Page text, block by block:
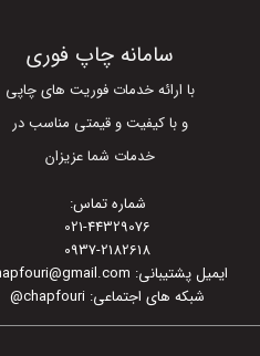
سامانه چاپ فوری
با ارائه خدمات فوریت های چاپی
و با کیفیت و قیمتی مناسب در
خدمات شما عزیزان
شماره تماس:
021-44329076
0937-2182618
ایمیل پشتیبانی: chapfouri@gmail.com
شبکه های اجتماعی: chapfouri
@